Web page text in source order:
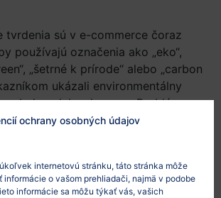
tvrdenia sú v e-commerce čoraz
používajú označenia ako „eko“,
„šetrné k prírode“ alebo „carbon
ukázali environmentálny
obalov alebo dopravy. Problém
takéto tvrdenia nie sú konkrétne,
Čo je to greenwashing
ochrany osobných údajov
internetovú stránku, táto stránka môže
informácie o vašom prehliadači, najmä v podobe
informácie sa môžu týkať vás, vašich